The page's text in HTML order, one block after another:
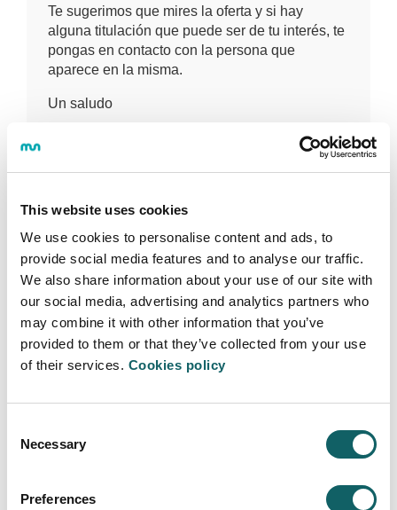
This website uses cookies
We use cookies to personalise content and ads, to
provide social media features and to analyse our traffic.
We also share information about your use of our site with
our social media, advertising and analytics partners who
may combine it with other information that you’ve
provided to them or that they’ve collected from your use
of their services. Cookies policy
Selection
Necessary
Preferences
Te sugerimos que mires la oferta y si hay
alguna titulación que puede ser de tu interés, te
pongas en contacto con la persona que
aparece en la misma.
Un saludo
PREGUNTA
Hola soy d cuba pero estoy viviendo en Brasil
tengi 18 años y tengo completo el 12 grado con
buenas notas. Como puedo entrar a la
convocatoria
Buenas tardes,